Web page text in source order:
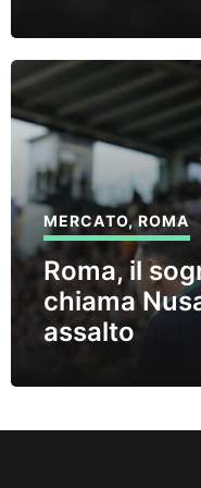
MERCATO,ROMA
Roma, il
chiama
assalto